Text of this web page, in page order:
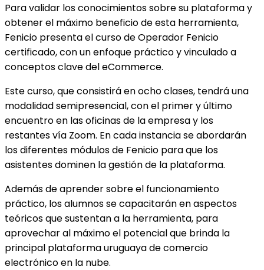
Para validar los conocimientos sobre su plataforma y
obtener el máximo beneficio de esta herramienta,
Fenicio presenta el curso de Operador Fenicio
certificado, con un enfoque práctico y vinculado a
conceptos clave del eCommerce.
Este curso, que consistirá en ocho clases, tendrá una
modalidad semipresencial, con el primer y último
encuentro en las oficinas de la empresa y los
restantes vía Zoom. En cada instancia se abordarán
los diferentes módulos de Fenicio para que los
asistentes dominen la gestión de la plataforma.
Además de aprender sobre el funcionamiento
práctico, los alumnos se capacitarán en aspectos
teóricos que sustentan a la herramienta, para
aprovechar al máximo el potencial que brinda la
principal plataforma uruguaya de comercio
electrónico en la nube.